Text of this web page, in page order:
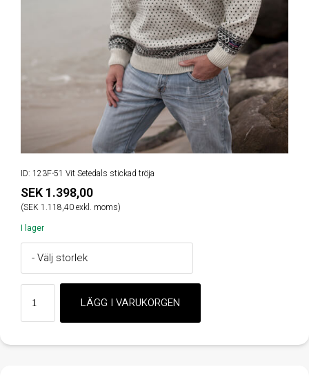
ID: 123F-51 Vit Setedals stickad tröja
SEK 1.398,00
(SEK 1.118,40 exkl. moms)
I lager